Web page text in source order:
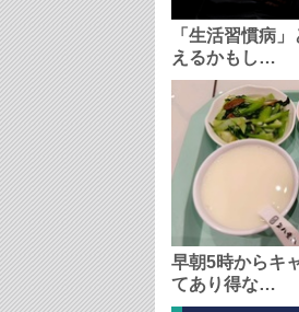
「生活習慣病
えるかもし…
早朝5時からキ
てあり得な…